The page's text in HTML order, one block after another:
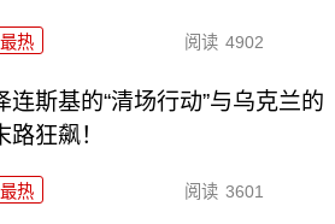
最热 阅读 4902
连斯基的“清场行动”与乌克兰的
路狂飙！
最热 阅读 3601